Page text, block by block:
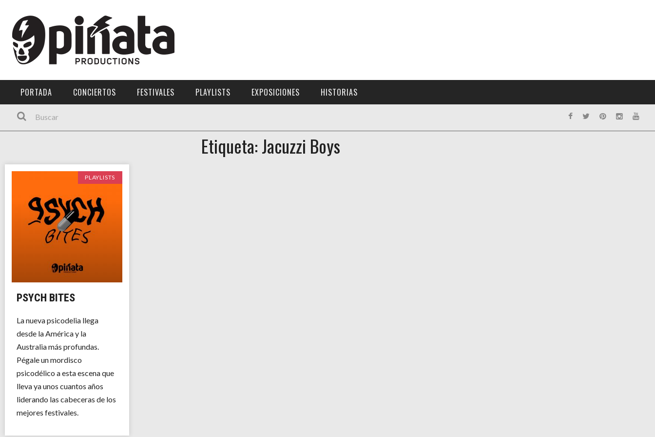
Menú Principal
PORTADA
FESTIVALES
HISTORIAS
PORTADA CONCIERTOS FESTIVALES PLAYLISTS EXPOSICIONES HISTORIAS
Etiqueta: Jacuzzi Boys
PLAYLISTS
PSYCH BITES
La nueva psicodelia llega
desde la América y la
Australia más profundas.
Pégale un mordisco
psicodélico a esta escena que
lleva ya unos cuantos años
liderando las cabeceras de los
mejores festivales.